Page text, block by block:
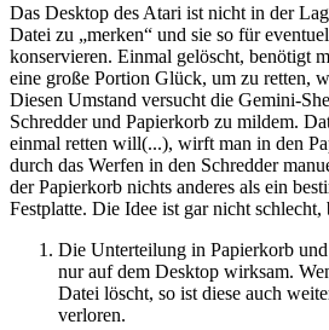
Das Desktop des Atari ist nicht in der
Datei zu „merken“ und sie so für
konservieren. Einmal gelöscht, benötigt
eine große Portion Glück, um zu retten,
Diesen Umstand versucht die Gemini-
Schredder und Papierkorb zu mildem.
einmal retten will(...), wirft man in den
durch das Werfen in den Schredder
der Papierkorb nichts anderes als ein
Festplatte. Die Idee ist gar nicht
Die Unterteilung in Papierkorb
nur auf dem Desktop wirksam.
Datei löscht, so ist diese auch
verloren.